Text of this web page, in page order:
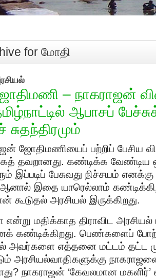
for மோதி
– நாகராஜன்
ஆபாசப்
சுதந்திரமும்
ஜோதிமணியைப் பற்றிப் பேசிய
தவறானது. கண்டிக்க வேண்டிய
இப்படிப் பேசுவது நிச்சயம்
ஆனால் இதை யாரெல்லாம்
கூடுதல் அரசியல் இருக்கிறது.
மதிக்காத திராவிட அரசியல்
கண்டிக்கிறது. பெண்களைப்
அவர்களை எத்தனை மட்டம் தட்ட
அரசியல்வாதிகளுக்கு
நாகராஜன் ‘கேவலமான